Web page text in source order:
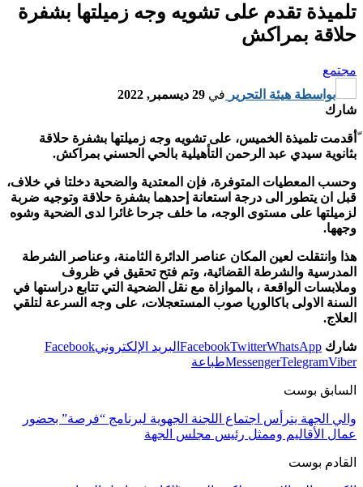
تلميذة تقدم على تشويه وجه زميلتها بشفرة
حلاقة بمراكش
مجتمع
بواسطة هيئة التحرير في 29 ديسمبر, 2022
شارك
أقدمت تلميذة الخميس، على تشويه وجه زميلتها بشفرة حلاقة
بثانوية سيدي عبد الرحمن التأهيلية بالحي الحسني بمراكش.
وحسب المعطيات المتوفرة، فإن المعتدية والضحية دخلتا في خلاف،
قبل ان يتطور الى درجة استعانة إحدهما بشفرة حلاقة وتوجيه ضربة
لزميلتها على مستوى الوجه، ما خلف جرحا غائرا لدى الضحية وشوه
وجهها.
هذا وانتقلت لعين المكان عناصر الدائرة الثامنة، وعناصر الشرطة
المدرسية والشرطة القضائية، وتم فتح تحقيق في ظروف
وملابسات الواقعة ، بالموازاة مع نقل الضحية التي تتابع دراستها في
السنة الاولى باكالوريا صوب المستعجلات، على وجه السرعة لتلقي
العلاج.
شارك FacebookTwitterWhatsApp البريد الإلكترونيFacebook
MessengerTelegramViber طباعة
السابق بوست
والي الجهة يترأس اجتماع اللجنة الجهوية لبرنامج “فرصة” بحضور
عمال الأقاليم وممثل رئيس مجلس الجهة
القادم بوست